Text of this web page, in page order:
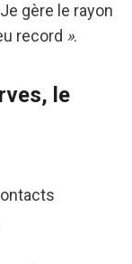
gère le rayon
record ».
le